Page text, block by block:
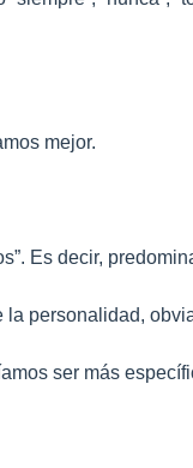
mejor.
Es decir,
personalidad,
ser más